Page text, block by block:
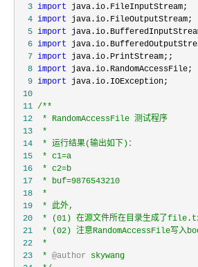
  3
import
  4
import
  5
import
  6
import
  7
import
  8
import
  9
import
10
11 /**
12
13
14
15
16
17
18
19
20
21
22
23
* @author